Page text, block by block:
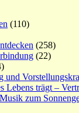
(110)
(258)
(22)
und
Lebens trägt –
zum